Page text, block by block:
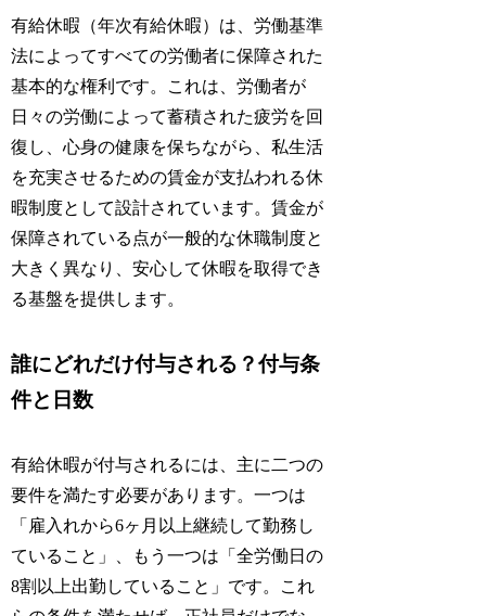
有給休暇（年次有給休暇）は、労働基準
法によってすべての労働者に保障された
基本的な権利です。これは、労働者が
日々の労働によって蓄積された疲労を回
復し、心身の健康を保ちながら、私生活
を充実させるための賃金が支払われる休
暇制度として設計されています。賃金が
保障されている点が一般的な休職制度と
大きく異なり、安心して休暇を取得でき
る基盤を提供します。
誰にどれだけ付与される？付与条
件と日数
有給休暇が付与されるには、主に二つの
要件を満たす必要があります。一つは
「雇入れから6ヶ月以上継続して勤務し
ていること」、もう一つは「全労働日の
8割以上出勤していること」です。これ